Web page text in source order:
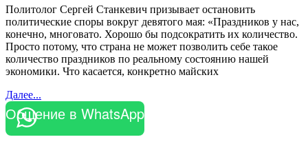
Политолог Сергей Станкевич призывает остановить
политические споры вокруг девятого мая: «Праздников у нас,
конечно, многовато. Хорошо бы подсократить их количество.
Просто потому, что страна не может позволить себе такое
количество праздников по реальному состоянию нашей
экономики. Что касается, конкретно майских
Далее...
Общение в WhatsApp